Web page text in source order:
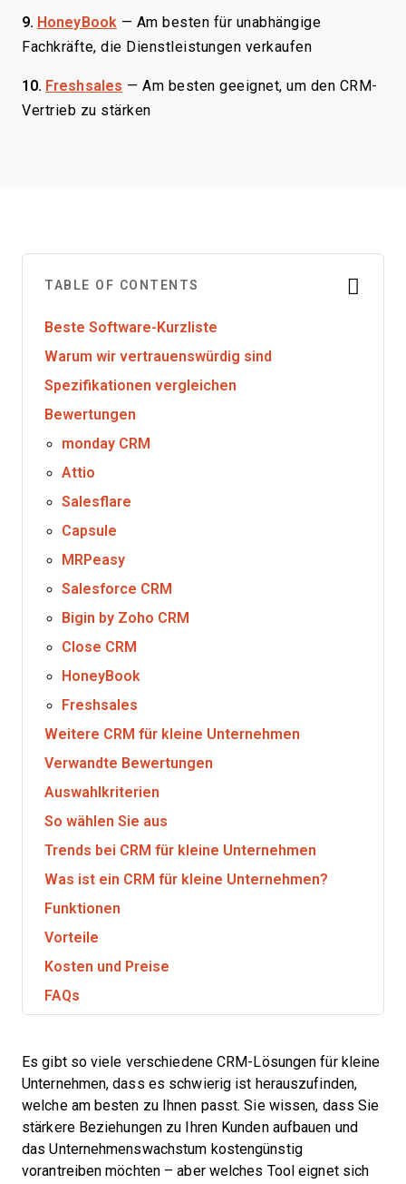
9. HoneyBook — Am besten für unabhängige
Fachkräfte, die Dienstleistungen verkaufen
10. Freshsales — Am besten geeignet, um den CRM-
Vertrieb zu stärken
TABLE OF CONTENTS
Beste Software-Kurzliste
Warum wir vertrauenswürdig sind
Spezifikationen vergleichen
Bewertungen
monday CRM
Attio
Salesflare
Capsule
MRPeasy
Salesforce CRM
Bigin by Zoho CRM
Close CRM
HoneyBook
Freshsales
Weitere CRM für kleine Unternehmen
Verwandte Bewertungen
Auswahlkriterien
So wählen Sie aus
Trends bei CRM für kleine Unternehmen
Was ist ein CRM für kleine Unternehmen?
Funktionen
Vorteile
Kosten und Preise
FAQs
Es gibt so viele verschiedene CRM-Lösungen für kleine
Unternehmen, dass es schwierig ist herauszufinden,
welche am besten zu Ihnen passt. Sie wissen, dass Sie
stärkere Beziehungen zu Ihren Kunden aufbauen und
das Unternehmenswachstum kostengünstig
vorantreiben möchten – aber welches Tool eignet sich